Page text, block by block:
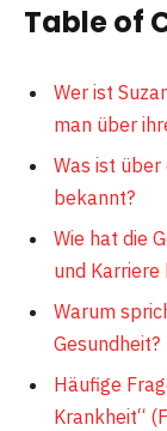
Table of
Wer ist
man über
Was ist über
bekannt?
Wie hat die
und
Warum
Gesundheit?
Häufige
Krankheit“